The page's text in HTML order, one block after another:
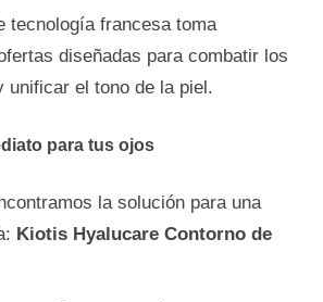
tecnología francesa toma
diseñadas para combatir los
unificar el tono de la piel.
para tus ojos
la solución para una
Kiotis Hyalucare Contorno de